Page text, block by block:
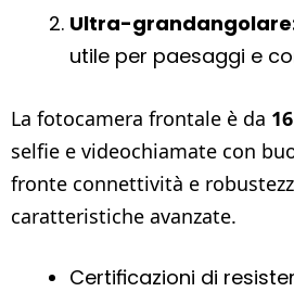
Ultra-
utile per paesaggi e
La fotocamera frontale è da
selfie e videochiamate con
fronte connettività e
caratteristiche avanzate.
Certificazioni di